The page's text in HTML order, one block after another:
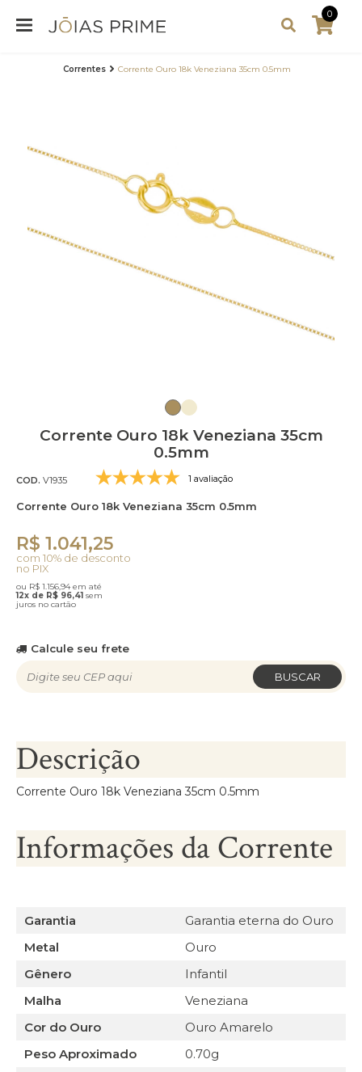
0
Correntes Corrente Ouro 18k Veneziana 35cm 0.5mm
Corrente Ouro 18k Veneziana 35cm
0.5mm
COD. V1935 1 avaliação
Corrente Ouro 18k Veneziana 35cm 0.5mm
R$ 1.041,25
com 10% de desconto
no PIX
ou R$ 1.156,94 em até
12x de R$ 96,41 sem
juros no cartão
Calcule seu frete
BUSCAR
Descrição
Corrente Ouro 18k Veneziana 35cm 0.5mm
Informações da Corrente
Garantia
Garantia eterna do Ouro
Metal
Ouro
Gênero
Infantil
Malha
Veneziana
Cor do Ouro
Ouro Amarelo
Peso Aproximado
0.70g